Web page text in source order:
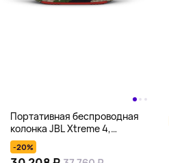
Портативная беспроводная
колонка JBL Xtreme 4,
камуфляж
-20%